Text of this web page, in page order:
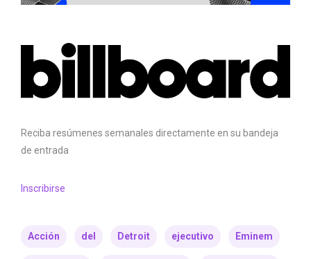
Reciba resúmenes semanales directamente en su bandeja
de entrada
Inscribirse
Acción del Detroit ejecutivo Eminem